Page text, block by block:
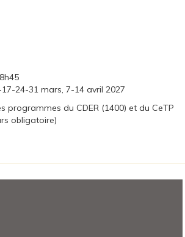
24-31 mars, 7-14 avril 2027
programmes du CDER (1400) et du CeTP
obligatoire)